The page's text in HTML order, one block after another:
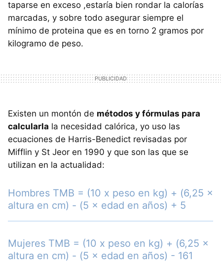
taparse en exceso ,estaría bien rondar la calorías
marcadas, y sobre todo asegurar siempre el
mínimo de proteina que es en torno 2 gramos por
kilogramo de peso.
Existen un montón de métodos y fórmulas para
calcularla la necesidad calórica, yo uso las
ecuaciones de Harris-Benedict revisadas por
Mifflin y St Jeor en 1990 y que son las que se
utilizan en la actualidad:
Hombres TMB = (10 x peso en kg) + (6,25 ×
altura en cm) - (5 × edad en años) + 5
Mujeres TMB = (10 x peso en kg) + (6,25 ×
altura en cm) - (5 × edad en años) - 161